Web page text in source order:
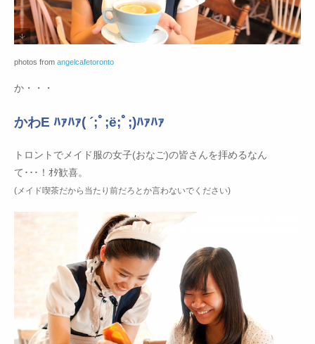
photos from angelcafetoronto
か・・・
かわE ﾊｧﾊｧ( ´;ﾟ;ё;ﾟ;)ﾊｧﾊｧ
トロントでメイド服の女子(おなご)の皆さんを拝めるなん
て･･･！ｵﾀ歓喜。
(メイド喫茶だから当たり前だろとか言わないでください)